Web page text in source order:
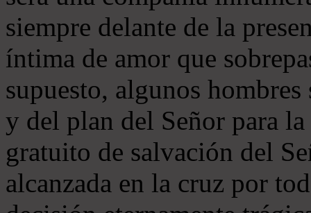
siempre delante de la
íntima de amor que
supuesto, algunos
y del plan del Señor para
gratuito de salvación del
alcanzada en la cruz por